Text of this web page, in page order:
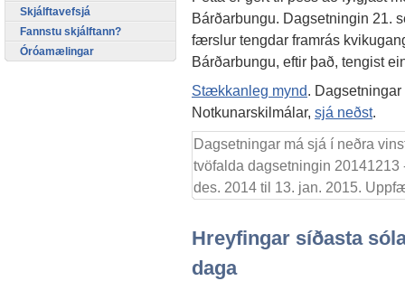
Bárðarbungu. Dagsetningin 21.
færslur tengdar framrás
Bárðarbungu, eftir það, tengist
Stækkanleg mynd.
Notkunarskilmálar, sjá neðst.
Dagsetningar má sjá í neðra
tvöfalda dagsetningin
des. 2014 til 13. jan. 2015.
Hreyfingar síðasta
daga
Skjálftavefsjá
Fannstu skjálftann?
Óróamælingar